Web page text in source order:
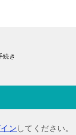
続き
ン してください。